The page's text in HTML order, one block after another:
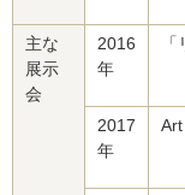
主な
展示
会
2016
年
2017
年